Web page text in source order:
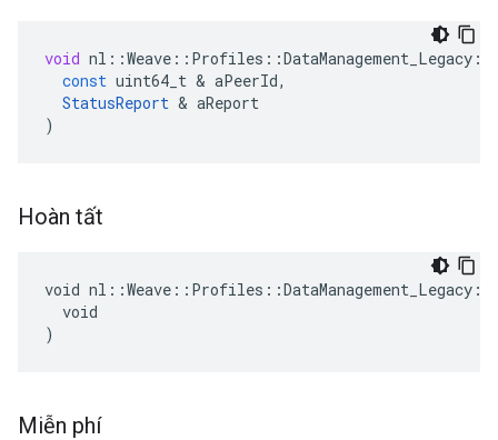
void nl ::Weave :: Profiles ::DataManagement_Legacy ::
const uint64_t & aPeerId,
StatusReport & aReport
)
Hoàn tất
void
  void
)
Miễn phí